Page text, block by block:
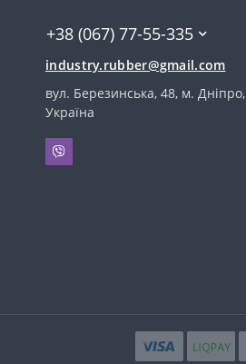
+38 (067) 77-55-335
industry.rubber@gmail.com
вул. Березинська, 48, м. Дніпро,
Україна